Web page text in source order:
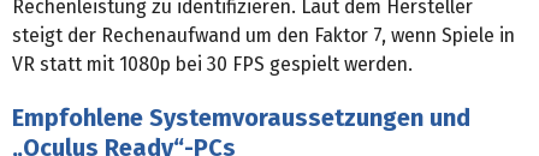
Rechenleistung zu identifizieren. Laut dem Hersteller
steigt der Rechenaufwand um den Faktor 7, wenn Spiele in
VR statt mit 1080p bei 30 FPS gespielt werden.
Empfohlene Systemvoraussetzungen und
„Oculus Ready“-PCs